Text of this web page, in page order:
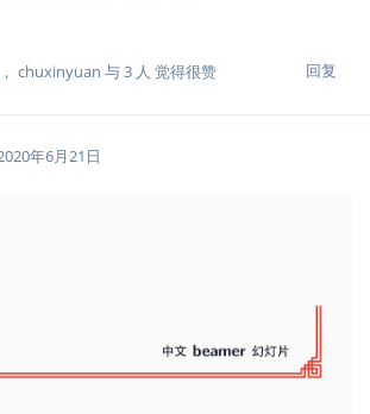
回复
， chuxinyuan 与3 人 觉得很赞
年6月21日